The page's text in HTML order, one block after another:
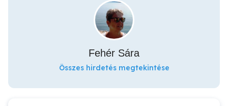
Fehér Sára
Összes hirdetés megtekintése